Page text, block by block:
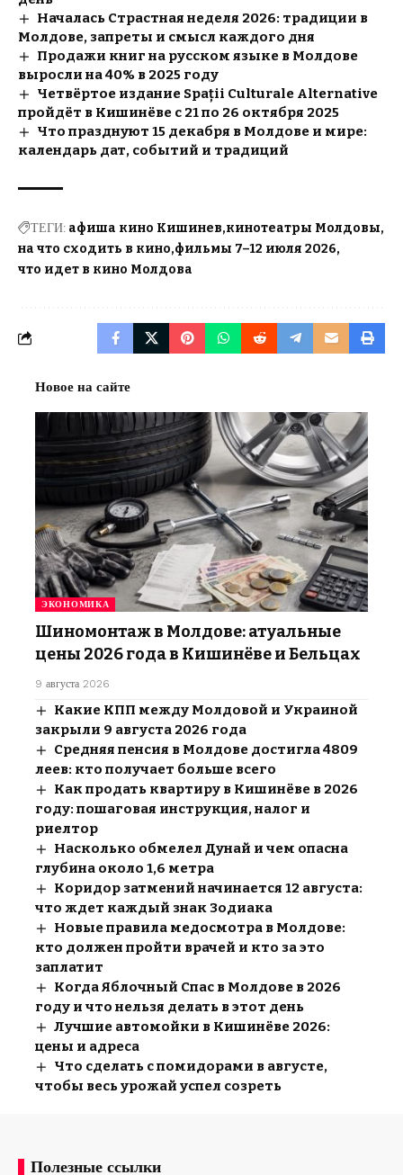
Началась Страстная неделя 2026: традиции в
Молдове, запреты и смысл каждого дня
Продажи книг на русском языке в Молдове
выросли на 40% в 2025 году
Четвёртое издание Spații Culturale Alternative
пройдёт в Кишинёве с 21 по 26 октября 2025
Что празднуют 15 декабря в Молдове и мире:
календарь дат, событий и традиций
ТЕГИ: афиша кино Кишинев кинотеатры Молдовы
на что сходить в кино фильмы 7–12 июля 2026
что идет в кино Молдова
Новое на сайте
ЭКОНОМИКА
Шиномонтаж в Молдове: атуальные
цены 2026 года в Кишинёве и Бельцах
9 августа 2026
Какие КПП между Молдовой и Украиной
закрыли 9 августа 2026 года
Средняя пенсия в Молдове достигла 4809
леев: кто получает больше всего
Как продать квартиру в Кишинёве в 2026
году: пошаговая инструкция, налог и
риелтор
Насколько обмелел Дунай и чем опасна
глубина около 1,6 метра
Коридор затмений начинается 12 августа:
что ждет каждый знак Зодиака
Новые правила медосмотра в Молдове:
кто должен пройти врачей и кто за это
заплатит
Когда Яблочный Спас в Молдове в 2026
году и что нельзя делать в этот день
Лучшие автомойки в Кишинёве 2026:
цены и адреса
Что сделать с помидорами в августе,
чтобы весь урожай успел созреть
Полезные ссылки